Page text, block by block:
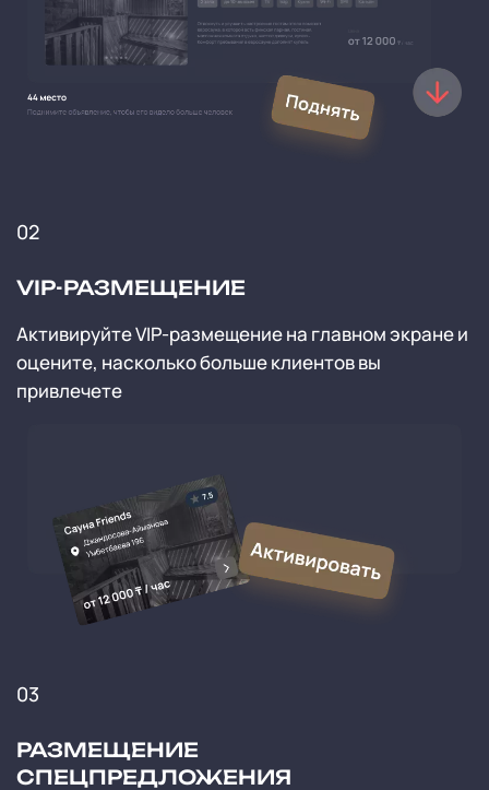
02
VIP-РАЗМЕЩЕНИЕ
Активируйте VIP-размещение на главном экране и
оцените, насколько больше клиентов вы
привлечете
03
РАЗМЕЩЕНИЕ
СПЕЦПРЕДЛОЖЕНИЯ